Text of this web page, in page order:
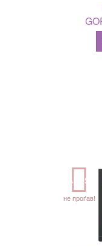
АКЦІЯ
не проґав!